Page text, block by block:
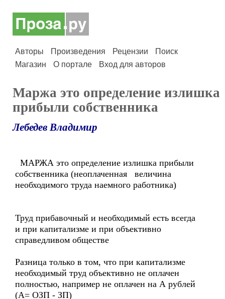
Авторы Произведения Рецензии
Поиск
Магазин
О портале Вход для авторов
Маржа это определение излишка
прибыли собственника
Лебедев Владимир
МАРЖА это определение излишка прибыли
собственника (неоплаченная величина
необходимого труда наемного работника)
Труд прибавочный и необходимый есть всегда
и при капитализме и при объективно
справедливом обществе
Разница только в том, что при капитализме
необходимый труд объективно не оплачен
полностью, например не оплачен на А рублей
(А= ОЗП - ЗП)